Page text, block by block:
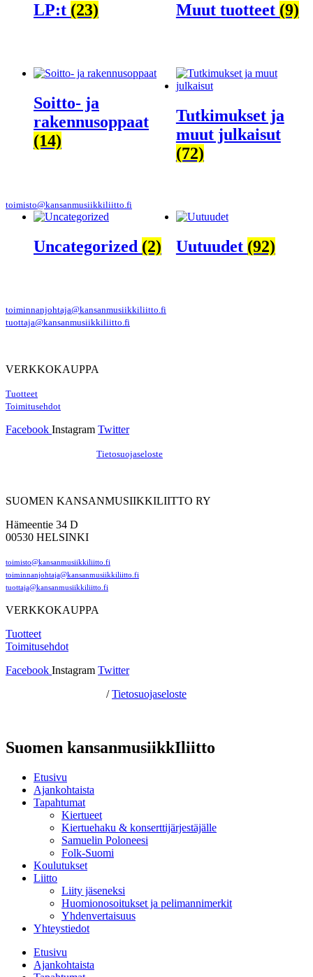
LP:t (23) Muut tuotteet (9)
Soitto- ja
rakennusoppaat
(14)
Tutkimukset ja
muut julkaisut
(72)
Uncategorized (2) Uutuudet (92)
toimisto@kansanmusiikkiliitto.fi
toiminnanjohtaja@kansanmusiikkiliitto.fi
tuottaja@kansanmusiikkiliitto.fi
VERKKOKAUPPA
Tuotteet
Toimitusehdot
Facebook Instagram Twitter
Tietosuojaseloste
SUOMEN KANSANMUSIIKKILIITTO RY
Hämeentie 34 D
00530 HELSINKI
toimisto@kansanmusiikkiliitto.fi
toiminnanjohtaja@kansanmusiikkiliitto.fi
tuottaja@kansanmusiikkiliitto.fi
VERKKOKAUPPA
Tuotteet
Toimitusehdot
Facebook Instagram Twitter
/Tietosuojaseloste
Suomen kansanmusiikkIliitto
Etusivu
Ajankohtaista
Tapahtumat
Kiertueet
Kiertuehaku & konserttijärjestäjälle
Samuelin Poloneesi
Folk-Suomi
Koulutukset
Liitto
Liity jäseneksi
Huomionosoitukset ja pelimannimerkit
Yhdenvertaisuus
Yhteystiedot
Etusivu
Ajankohtaista